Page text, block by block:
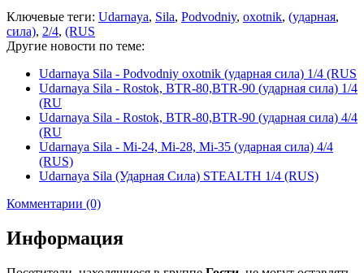
Ключевые теги: Udarnaya, Sila, Podvodniy, oxotnik, (ударная,
сила), 2/4, (RUS
Другие новости по теме:
Udarnaya Sila - Podvodniy oxotnik (ударная сила) 1/4 (RUS
Udarnaya Sila - Rostok, BTR-80,BTR-90 (ударная сила) 1/4
(RU
Udarnaya Sila - Rostok, BTR-80,BTR-90 (ударная сила) 4/4
(RU
Udarnaya Sila - Mi-24, Mi-28, Mi-35 (ударная сила) 4/4
(RUS)
Udarnaya Sila (Ударная Сила) STEALTH 1/4 (RUS)
Комментарии (0)
Информация